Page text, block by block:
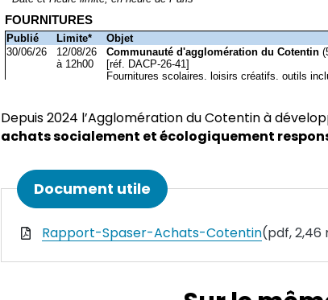
Depuis 2024 l’Agglomération du Cotentin à
achats socialement et écologiquement
Informations
Document utile
Rapport-Spaser-Achats-Cotentin(pdf, 2,46